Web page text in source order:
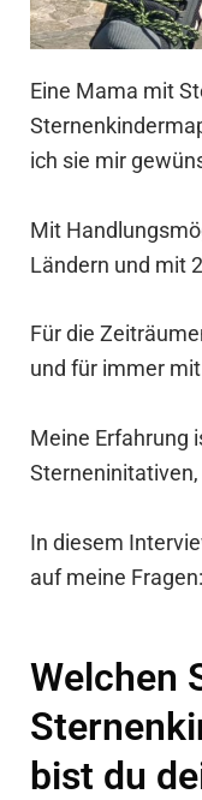
Eine Mama mit
ich sie mir
Mit
Ländern und mit
Für die
und für immer
Meine Erfahrung
In diesem
auf meine Fragen:
Welchen
bist du